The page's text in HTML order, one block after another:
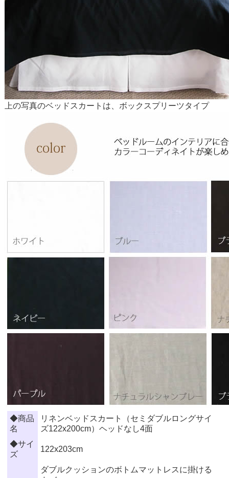
上の写真のベッドスカートは、ボックスプリーツタイプ
◆商品
名
リネンベッドスカート（セミダブルロングサイ
ズ122x200cm）ヘッドなし4面
◆サイ
ズ
122x203cm
ダブルクッションのボトムマットレスに掛ける